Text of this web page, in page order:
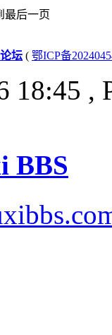
最后一页
坛 ( 鄂ICP备
18:45 ,
BBS